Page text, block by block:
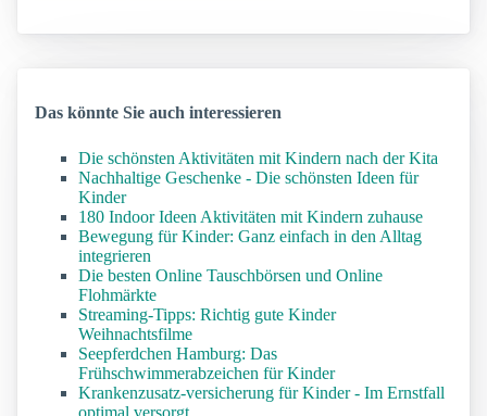
Das könnte Sie auch interessieren
Die schönsten Aktivitäten mit Kindern nach der Kita
Nachhaltige Geschenke - Die schönsten Ideen für
Kinder
180 Indoor Ideen Aktivitäten mit Kindern zuhause
Bewegung für Kinder: Ganz einfach in den Alltag
integrieren
Die besten Online Tauschbörsen und Online
Flohmärkte
Streaming-Tipps: Richtig gute Kinder
Weihnachtsfilme
Seepferdchen Hamburg: Das
Frühschwimmerabzeichen für Kinder
Krankenzusatz-versicherung für Kinder - Im Ernstfall